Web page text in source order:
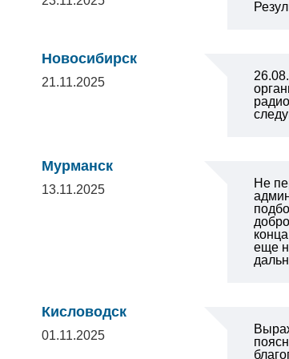
Новосибирск
21.11.2025
Мурманск
13.11.2025
Не
еще
Кисловодск
01.11.2025